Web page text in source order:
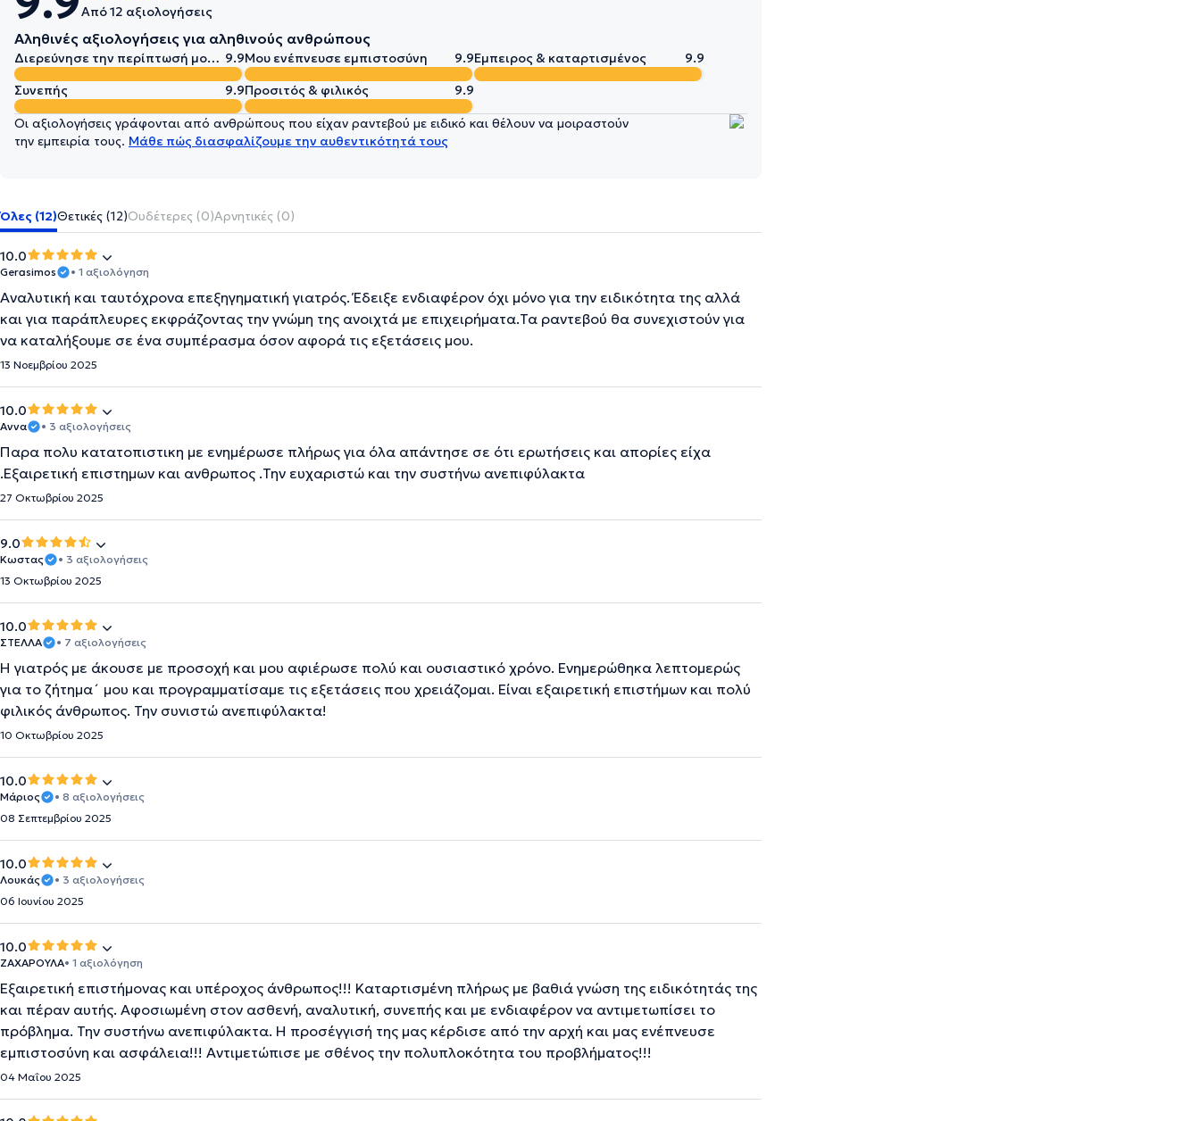
Από 12 αξιολογήσεις
Αληθινές αξιολογήσεις για αληθινούς ανθρώπους
Διερεύνησε την περίπτωσή μου σε βάθος 9.9Μου ενέπνευσε εμπιστοσύνη 9.9Έμπειρος & καταρτισμένος
9.9
Συνεπής
9.9Προσιτός & φιλικός 9.9
Οι αξιολογήσεις γράφονται από ανθρώπους που είχαν ραντεβού με ειδικό και θέλουν να μοιραστούν
την εμπειρία τους. Μάθε πώς διασφαλίζουμε την αυθεντικότητά τους
Όλες (12)Θετικές (12)Ουδέτερες (0)Αρνητικές (0)
10.0
Gerasimos • 1 αξιολόγηση
Αναλυτική και ταυτόχρονα επεξηγηματική γιατρός. Έδειξε ενδιαφέρον όχι μόνο για την ειδικότητα της αλλά
και για παράπλευρες εκφράζοντας την γνώμη της ανοιχτά με επιχειρήματα.Τα ραντεβού θα συνεχιστούν για
να καταλήξουμε σε ένα συμπέρασμα όσον αφορά τις εξετάσεις μου.
13 Νοεμβρίου 2025
10.0
Αννα • 3 αξιολογήσεις
Παρα πολυ κατατοπιστικη με ενημέρωσε πλήρως για όλα απάντησε σε ότι ερωτήσεις και απορίες είχα
.Εξαιρετική επιστημων και ανθρωπος .Την ευχαριστώ και την συστήνω ανεπιφύλακτα
27 Οκτωβρίου 2025
9.0
Κωστας
• 3 αξιολογήσεις
13 Οκτωβρίου 2025
10.0
ΣΤΕΛΛΑ • 7 αξιολογήσεις
Η γιατρός με άκουσε με προσοχή και μου αφιέρωσε πολύ και ουσιαστικό χρόνο. Ενημερώθηκα λεπτομερώς
για το ζήτημα´ μου και προγραμματίσαμε τις εξετάσεις που χρειάζομαι. Είναι εξαιρετική επιστήμων και πολύ
φιλικός άνθρωπος. Την συνιστώ ανεπιφύλακτα!
10 Οκτωβρίου 2025
10.0
Μάριος
• 8 αξιολογήσεις
08 Σεπτεμβρίου 2025
10.0
Λουκάς
• 3 αξιολογήσεις
06 Ιουνίου 2025
10.0
ΖΑΧΑΡΟΥΛΑ• 1 αξιολόγηση
Εξαιρετική επιστήμονας και υπέροχος άνθρωπος!!! Καταρτισμένη πλήρως με βαθιά γνώση της ειδικότητάς της
και πέραν αυτής. Αφοσιωμένη στον ασθενή, αναλυτική, συνεπής και με ενδιαφέρον να αντιμετωπίσει το
πρόβλημα. Την συστήνω ανεπιφύλακτα. Η προσέγγισή της μας κέρδισε από την αρχή και μας ενέπνευσε
εμπιστοσύνη και ασφάλεια!!! Αντιμετώπισε με σθένος την πολυπλοκότητα του προβλήματος!!!
04 Μαΐου 2025